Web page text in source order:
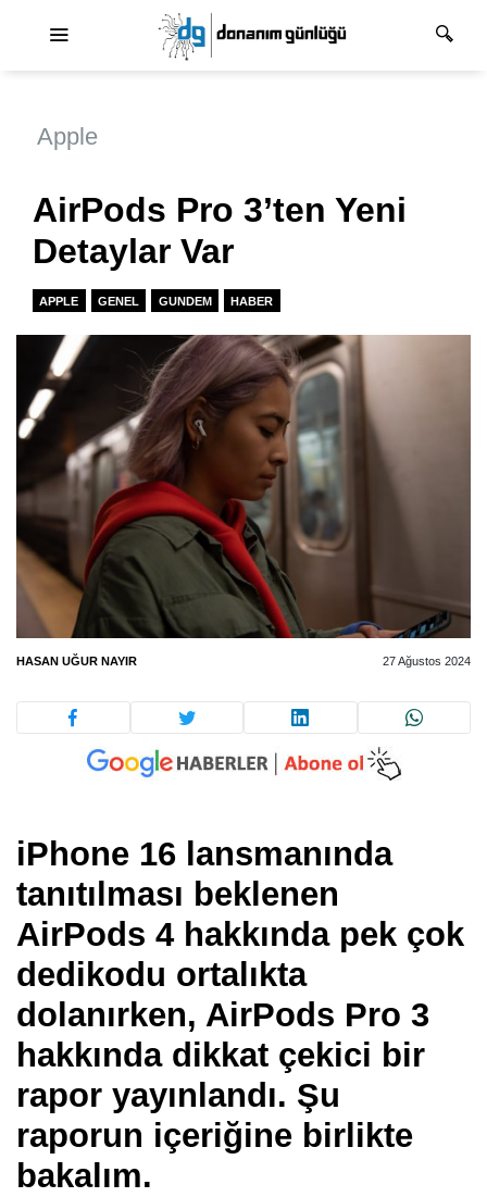
Apple
AirPods Pro 3’ten Yeni
Detaylar Var
APPLE GENEL GUNDEM HABER
HASAN UĞUR NAYIR 27 Ağustos 2024
iPhone 16 lansmanında
tanıtılması beklenen
AirPods 4 hakkında pek çok
dedikodu ortalıkta
dolanırken, AirPods Pro 3
hakkında dikkat çekici bir
rapor yayınlandı. Şu
raporun içeriğine birlikte
bakalım.